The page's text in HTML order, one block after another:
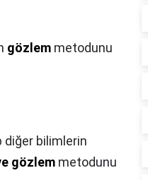
gözlem metodunu
diğer bilimlerin
gözlem metodunu